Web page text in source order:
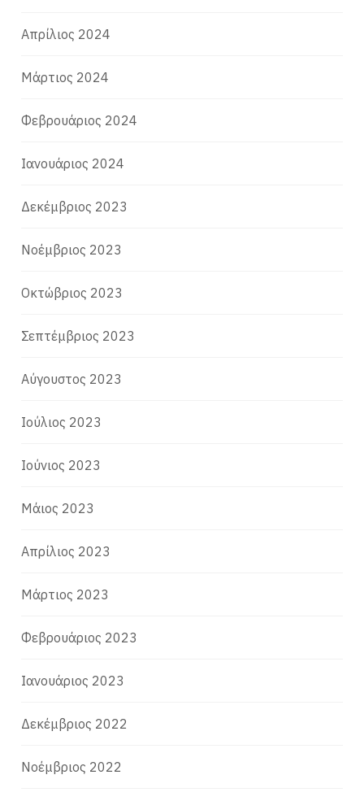
Απρίλιος 2024
Μάρτιος 2024
Φεβρουάριος 2024
Ιανουάριος 2024
Δεκέμβριος 2023
Νοέμβριος 2023
Οκτώβριος 2023
Σεπτέμβριος 2023
Αύγουστος 2023
Ιούλιος 2023
Ιούνιος 2023
Μάιος 2023
Απρίλιος 2023
Μάρτιος 2023
Φεβρουάριος 2023
Ιανουάριος 2023
Δεκέμβριος 2022
Νοέμβριος 2022